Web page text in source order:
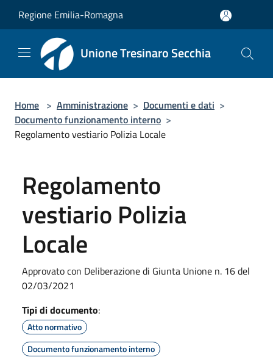
Regione Emilia-Romagna
Unione Tresinaro Secchia
Home > Amministrazione > Documenti e dati >
Documento funzionamento interno >
Regolamento vestiario Polizia Locale
Regolamento
vestiario Polizia
Locale
Approvato con Deliberazione di Giunta Unione n. 16 del
02/03/2021
Tipi di documento:
Atto normativo
Documento funzionamento interno